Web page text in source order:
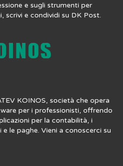
e sugli strumenti per
scrivi e condividi su DK Post.
KOINOS, società che opera
per i professionisti, offrendo
per la contabilità, i
le paghe. Vieni a conoscerci su